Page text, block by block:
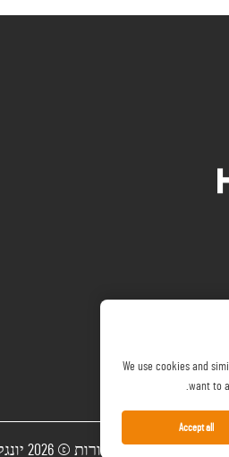
כל הזכויות שמורות © 2026 יונגקנג יו פאן ליבינג פרודוקטס מנוסיאקטור קומפני, לעי. כל הזכויות שמורות. -
We use cookies and
want to
Accept all